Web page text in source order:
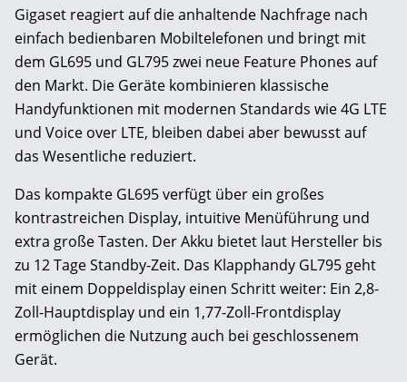
Gigaset reagiert auf die anhaltende Nachfrage nach
einfach bedienbaren Mobiltelefonen und bringt mit
dem GL695 und GL795 zwei neue Feature Phones auf
den Markt. Die Geräte kombinieren klassische
Handyfunktionen mit modernen Standards wie 4G LTE
und Voice over LTE, bleiben dabei aber bewusst auf
das Wesentliche reduziert.
Das kompakte GL695 verfügt über ein großes
kontrastreichen Display, intuitive Menüführung und
extra große Tasten. Der Akku bietet laut Hersteller bis
zu 12 Tage Standby-Zeit. Das Klapphandy GL795 geht
mit einem Doppeldisplay einen Schritt weiter: Ein 2,8-
Zoll-Hauptdisplay und ein 1,77-Zoll-Frontdisplay
ermöglichen die Nutzung auch bei geschlossenem
Gerät.